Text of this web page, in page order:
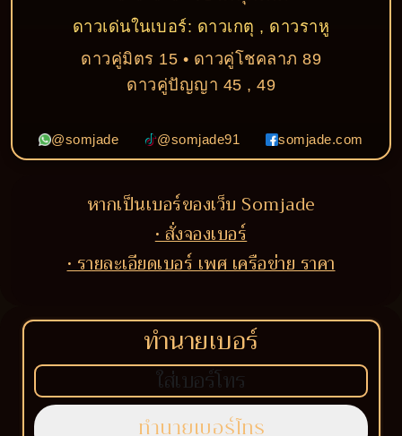
ดาวเด่นในเบอร์: ดาวเกตุ , ดาวราหู
ดาวคู่มิตร 15 • ดาวคู่โชคลาภ 89
ดาวคู่ปัญญา 45 , 49
@somjade @somjade91 somjade.com
หากเป็นเบอร์ของเว็บ Somjade
• สั่งจองเบอร์
• รายละเอียดเบอร์ เพศ เครือข่าย ราคา
ทำนายเบอร์